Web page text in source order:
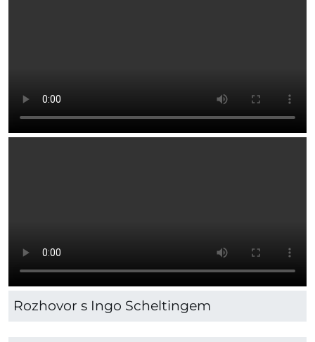
Rozhovor s Ingo Scheltingem